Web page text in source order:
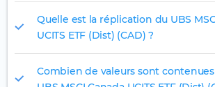
Quelle est la réplication du UBS
UCITS ETF (Dist) (CAD) ?
Combien de valeurs sont